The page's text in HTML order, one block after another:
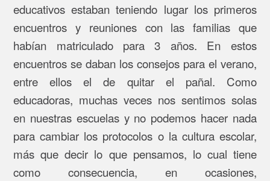
educativos estaban teniendo lugar los primeros
encuentros y reuniones con las familias que
habían matriculado para 3 años. En estos
encuentros se daban los consejos para el verano,
entre ellos el de quitar el pañal. Como
educadoras, muchas veces nos sentimos solas
en nuestras escuelas y no podemos hacer nada
para cambiar los protocolos o la cultura escolar,
más que decir lo que pensamos, lo cual tiene
como consecuencia, en ocasiones,